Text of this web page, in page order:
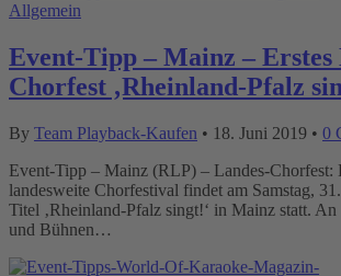
Allgemein
Event-Tipp – Mainz – Erstes
Chorfest ‚Rheinland-Pfalz
By Team Playback-Kaufen • 18. Juni 2019 • 0
Event-Tipp – Mainz (RLP) – Landes-Chorfest:
landesweite Chorfestival findet am Samstag,
Titel ‚Rheinland-Pfalz singt!‘ in Mainz statt.
und Bühnen…